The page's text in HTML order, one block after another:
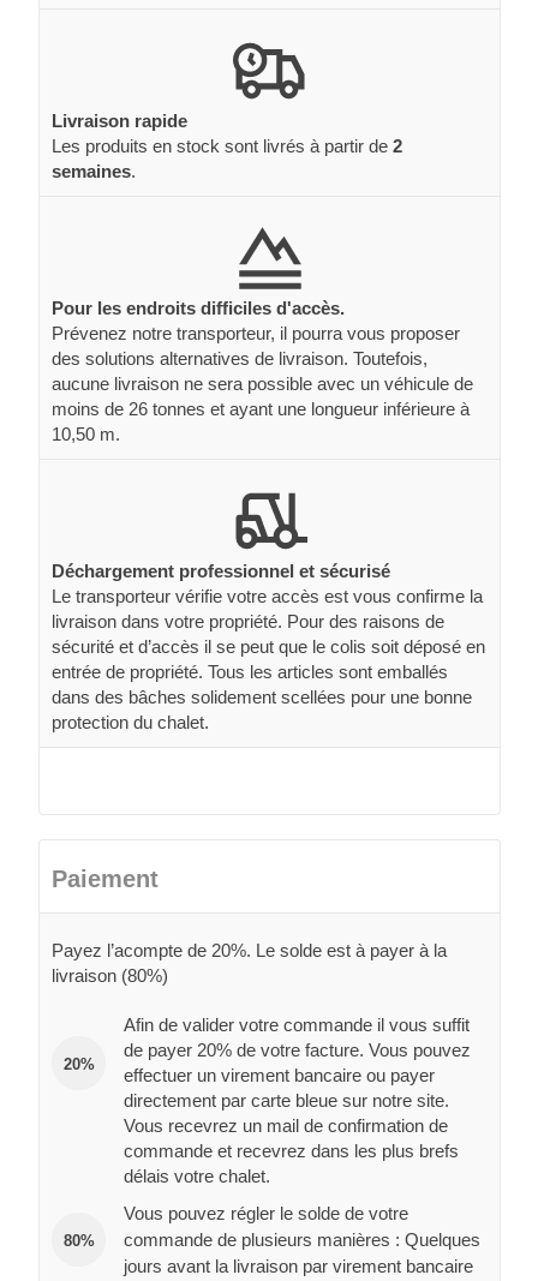
Livraison rapide
Les produits en stock sont livrés à partir de 2
semaines.
Pour les endroits difficiles d'accès.
Prévenez notre transporteur, il pourra vous proposer
des solutions alternatives de livraison. Toutefois,
aucune livraison ne sera possible avec un véhicule de
moins de 26 tonnes et ayant une longueur inférieure à
10,50 m.
Déchargement professionnel et sécurisé
Le transporteur vérifie votre accès est vous confirme la
livraison dans votre propriété. Pour des raisons de
sécurité et d’accès il se peut que le colis soit déposé en
entrée de propriété. Tous les articles sont emballés
dans des bâches solidement scellées pour une bonne
protection du chalet.
Paiement
Payez l’acompte de 20%. Le solde est à payer à la
livraison (80%)
20%
Afin de valider votre commande il vous suffit
de payer 20% de votre facture. Vous pouvez
effectuer un virement bancaire ou payer
directement par carte bleue sur notre site.
Vous recevrez un mail de confirmation de
commande et recevrez dans les plus brefs
délais votre chalet.
80%
Vous pouvez régler le solde de votre
commande de plusieurs manières : Quelques
jours avant la livraison par virement bancaire